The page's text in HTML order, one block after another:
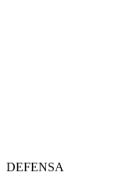
DEFENSA